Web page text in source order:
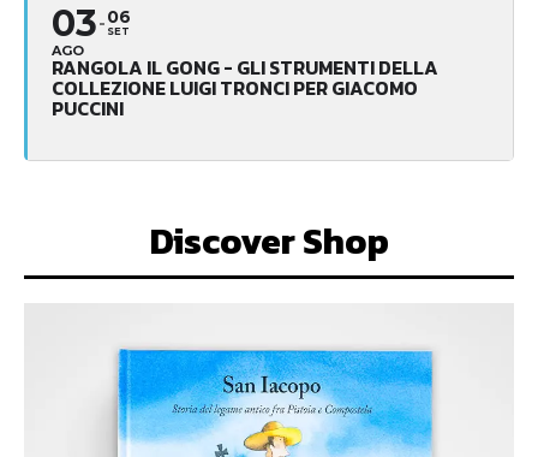
03
AGO
06
SET
RANGOLA IL GONG - GLI STRUMENTI DELLA
COLLEZIONE LUIGI TRONCI PER GIACOMO
PUCCINI
Discover Shop